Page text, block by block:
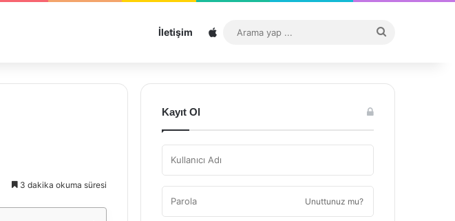
İletişim Sitemap
...
3 dakika okuma süresi
Kayıt Ol
Unuttunuz mu?